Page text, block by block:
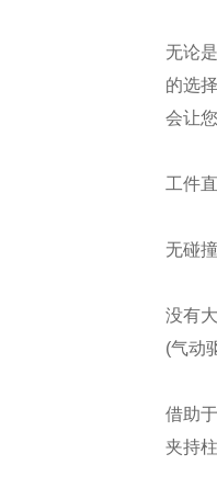
无论
的选
会让
工件
无碰
没有
(气动
借助
夹持